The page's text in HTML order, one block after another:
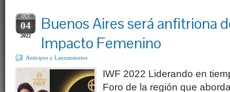
OCT
04
2022
Buenos Aires será anfitriona
Impacto Femenino
Anticipos y Lanzamientos
IWF 2022 Liderando en
Foro de la región que